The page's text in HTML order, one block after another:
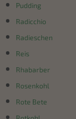
Pudding
Radicchio
Radieschen
Reis
Rhabarber
Rosenkohl
Rote Bete